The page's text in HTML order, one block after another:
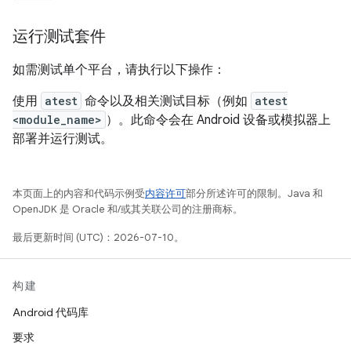
运行测试套件
如需测试单个平台，请执行以下操作：
使用 atest 命令以及相关测试目标（例如 atest
<module_name> ）。此命令会在 Android 设备或模拟器上
部署并运行测试。
本页面上的内容和代码示例受内容许可部分所述许可的限制。Java 和
OpenJDK 是 Oracle 和/或其关联公司的注册商标。
最后更新时间 (UTC)：2026-07-10。
构建
Android 代码库
要求